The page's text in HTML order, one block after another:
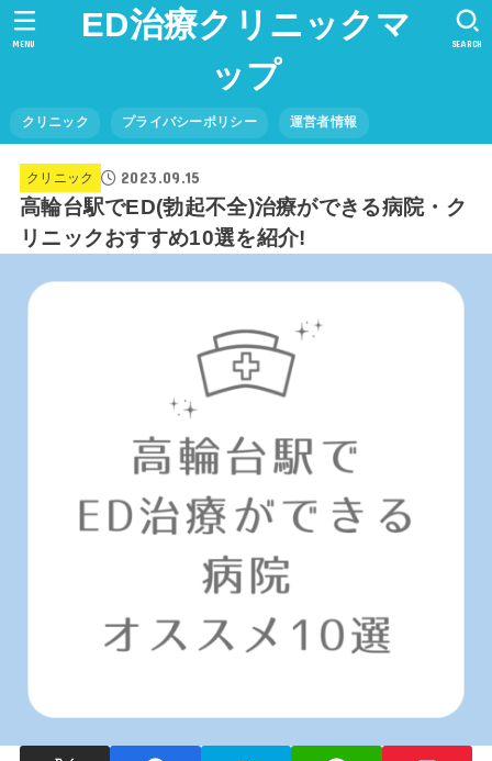
ED治療クリニックマ
ップ
クリニック プライバシーポリシー 運営者情報
SEARCH
MENU
クリニック 2023.09.15
高輪台駅でED(勃起不全)治療ができる病院・ク
リニックおすすめ10選を紹介!